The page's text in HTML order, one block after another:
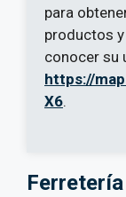
para
productos
conocer su
https://
X6.